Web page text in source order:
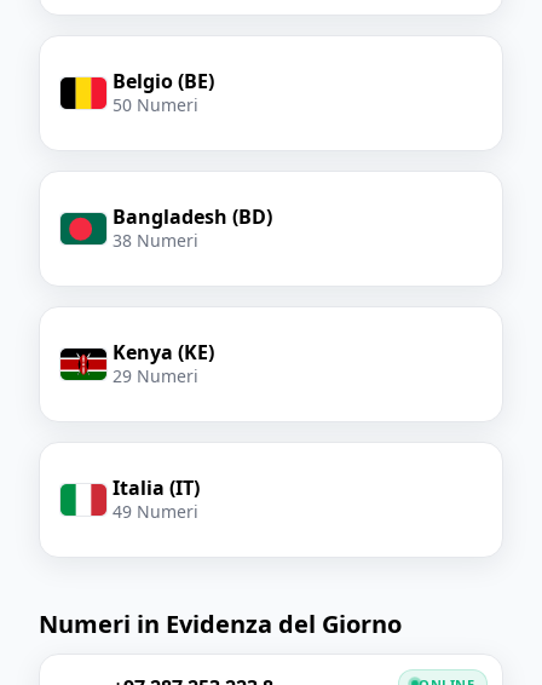
Belgio (BE)
50 Numeri
Bangladesh (BD)
38 Numeri
Kenya (KE)
29 Numeri
Italia (IT)
49 Numeri
Numeri in Evidenza del Giorno